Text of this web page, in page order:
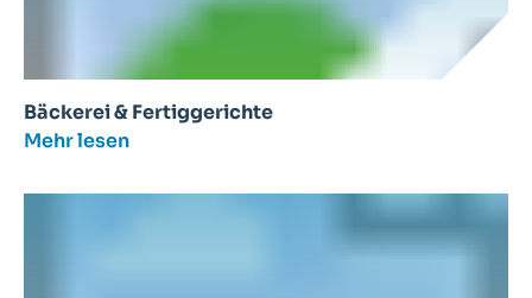
Bäckerei & Fertiggerichte
Mehr lesen